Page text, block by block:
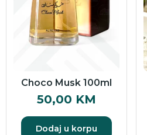
Choco Musk 100ml
50,00 KM
Dodaj u korpu